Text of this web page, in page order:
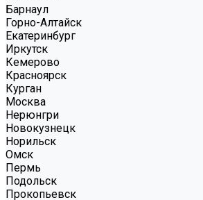
Барнаул
Горно-Алтайск
Екатеринбург
Иркутск
Кемерово
Красноярск
Курган
Москва
Нерюнгри
Новокузнецк
Норильск
Омск
Пермь
Подольск
Прокопьевск